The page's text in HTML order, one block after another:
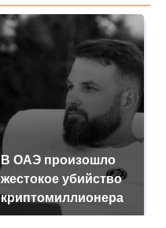
В ОАЭ произошло
жестокое убийство
криптомиллионера